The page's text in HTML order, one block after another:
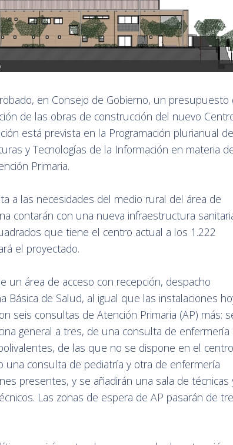
en Consejo de Gobierno, un presupuesto
de las obras de construcción del nuevo
está prevista en la Programación plurianual
y Tecnologías de la Información en materia
Primaria.
a las necesidades del medio rural del área de
contarán con una nueva infraestructura
que tiene el centro actual a los 1.222
el proyectado.
un área de acceso con recepción, despacho
Básica de Salud, al igual que las instalaciones
seis consultas de Atención Primaria (AP) más:
general a tres, de una consulta de enfermería
de las que no se dispone en el centro
una consulta de pediatría y otra de enfermería
presentes, y se añadirán una sala de técnicas
Las zonas de espera de AP pasarán de